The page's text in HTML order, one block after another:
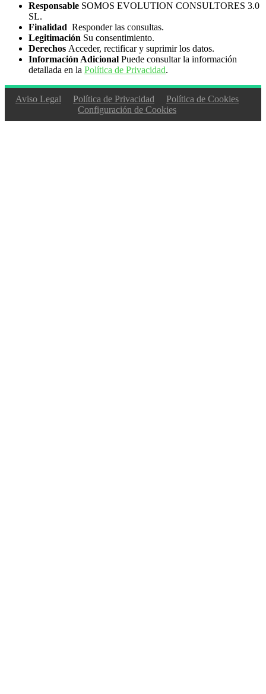
Responsable SOMOS EVOLUTION CONSULTORES 3.0
SL.
Finalidad Responder las consultas.
Legitimación Su consentimiento.
Derechos Acceder, rectificar y suprimir los datos.
Información Adicional Puede consultar la información
detallada en la Política de Privacidad.
Aviso Legal Política de Privacidad
Política de Cookies
Configuración de Cookies